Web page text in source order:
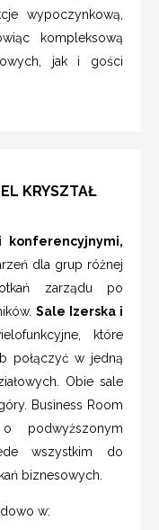
wypoczynkową,
kompleksową
jak i gości
KRYSZTAŁ
konferencyjnymi,
dla grup różnej
zarządu po
Sale Izerska i
które
połączyć w jedną
Obie sale
Business Room
podwyższonym
wszystkim do
biznesowych.
w: